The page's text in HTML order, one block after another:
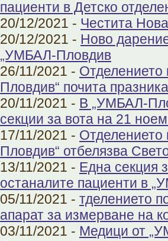
пациенти в Детско
20/12/2021 - Честита
20/12/2021 - Ново
„УМБАЛ-Пловдив
26/11/2021 -
Пловдив“ почита
20/11/2021 - В „УМБАЛ-
секции за вота на 21
17/11/2021 -
Пловдив“ отбелязва
13/11/2021 - Една секция
останалите пациенти в
05/11/2021 - тделението
апарат за измерване на
03/11/2021 - Медици от